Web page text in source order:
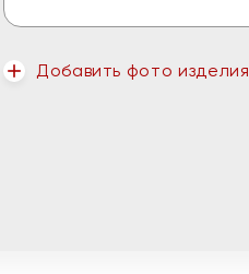
Добавить фото изделия